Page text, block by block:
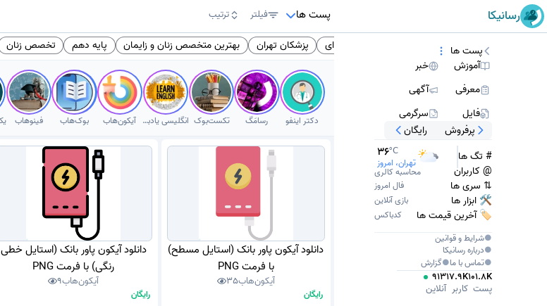
رسانیکا پست ها فیلتر ترتیب
انگلیسی کتاب انگلیسی فنی حرفه ای پزشکان تهران بهترین متخصص زنان و زایمان پایه دهم تخصص زنان
دکتر اینفو رسامَگ تکست‌بوک انگلیسی یادبگیر آیکون‌هاب بوک‌هاب فینوهاب
دانلود آیکون پاور بانک (استایل مسطح)
با فرمت PNG
آیکون‌هاب35
رایگان
دانلود آیکون پاور بانک (استایل خطی
رنگی) با فرمت PNG
آیکون‌هاب9
رایگان
پست ها
آموزش
خبر
معرفی
آگهی
فایل
سرگرمی
پرفروش رایگان
# تگ ها 36°C
تهران، امروز @ کاربران محاسبه کالری
⇅ سری ها فال امروز
🛠 ابزار ها بازی آنلاین
🏷️ آخرین قیمت ها
کدباکس
●شرایط و قوانین
●دربارهرسانیکا
●تماس با ما●گزارش
101.8K
پست
17.9K
کاربر
913
آنلاین